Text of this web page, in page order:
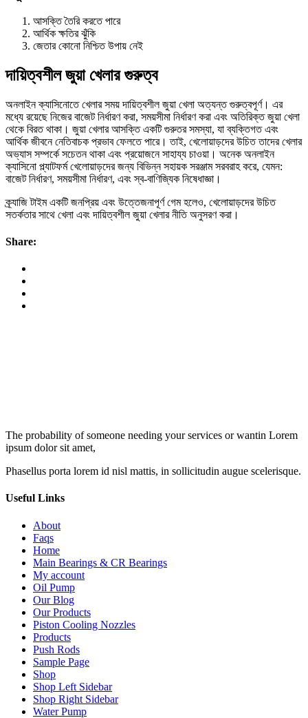
আসক্তি তৈরি করতে পারে
আর্থিক ক্ষতির ঝুঁকি
জেতার কোনো নিশ্চিত উপায় নেই
দায়িত্বশীল জুয়া খেলার গুরুত্ব
অনলাইন ক্যাসিনোতে খেলার সময় দায়িত্বশীল জুয়া খেলা অত্যন্ত গুরুত্বপূর্ণ। এর
মধ্যে রয়েছে নিজের বাজেট নির্ধারণ করা, সময়সীমা নির্ধারণ করা এবং অতিরিক্ত জুয়া খেলা
থেকে বিরত থাকা। জুয়া খেলার আসক্তি একটি গুরুতর সমস্যা, যা ব্যক্তিগত এবং
আর্থিক জীবনে নেতিবাচক প্রভাব ফেলতে পারে। তাই, খেলোয়াড়দের উচিত তাদের খেলার
অভ্যাস সম্পর্কে সচেতন থাকা এবং প্রয়োজনে সাহায্য চাওয়া। অনেক অনলাইন
ক্যাসিনো প্ল্যাটফর্ম খেলোয়াড়দের জন্য বিভিন্ন সহায়ক সরঞ্জাম সরবরাহ করে, যেমন:
বাজেট নির্ধারণ, সময়সীমা নির্ধারণ, এবং স্ব-বাণিজ্যিক নিষেধাজ্ঞা।
ক্র্যাজি টাইম একটি জনপ্রিয় এবং উত্তেজনাপূর্ণ গেম হলেও, খেলোয়াড়দের উচিত
সতর্কতার সাথে খেলা এবং দায়িত্বশীল জুয়া খেলার নীতি অনুসরণ করা।
Share:
The probability of someone needing your services or wantin Lorem
ipsum dolor sit amet,
Phasellus porta lorem id nisl mattis, in sollicitudin augue scelerisque.
Useful Links
About
Faqs
Home
Main Bearings & CR Bearings
My account
Oil Pump
Our Blog
Our Products
Piston Cooling Nozzles
Products
Push Rods
Sample Page
Shop
Shop Left Sidebar
Shop Right Sidebar
Water Pump